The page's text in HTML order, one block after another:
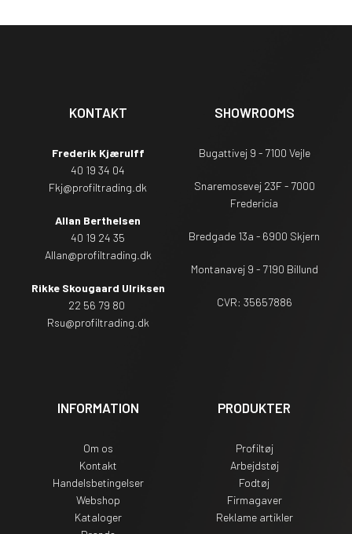
KONTAKT
Frederik Kjærulff
40 19 34 04
Fkj@profiltrading.dk
Allan Berthelsen
40 19 24 35
Allan@profiltrading.dk
Rikke Skougaard Ulriksen
22 56 79 80
Rsu@profiltrading.dk
SHOWROOMS
Bugattivej 9 - 7100 Vejle
Snaremosevej 23F - 7000
Fredericia
Bredgade 13a - 6900 Skjern
Montanavej 9 - 7190 Billund
CVR: 35657886
INFORMATION
Om os
Kontakt
Handelsbetingelser
Webshop
Kataloger
PRODUKTER
Profiltøj
Arbejdstøj
Fodtøj
Firmagaver
Reklame artikler